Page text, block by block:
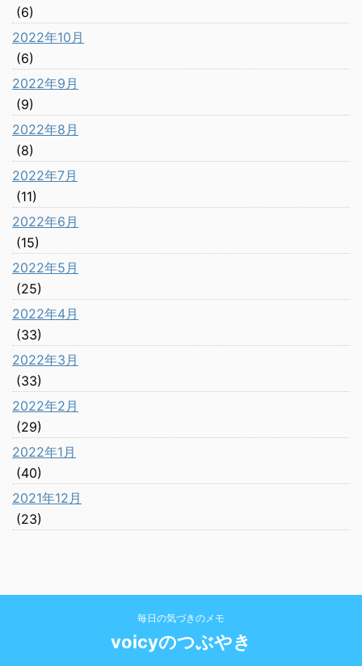
(6)
2022年10月
(6)
2022年9月
(9)
2022年8月
(8)
2022年7月
(11)
2022年6月
(15)
2022年5月
(25)
2022年4月
(33)
2022年3月
(33)
2022年2月
(29)
2022年1月
(40)
2021年12月
(23)
毎日の気づきのメモ
voicyのつぶやき